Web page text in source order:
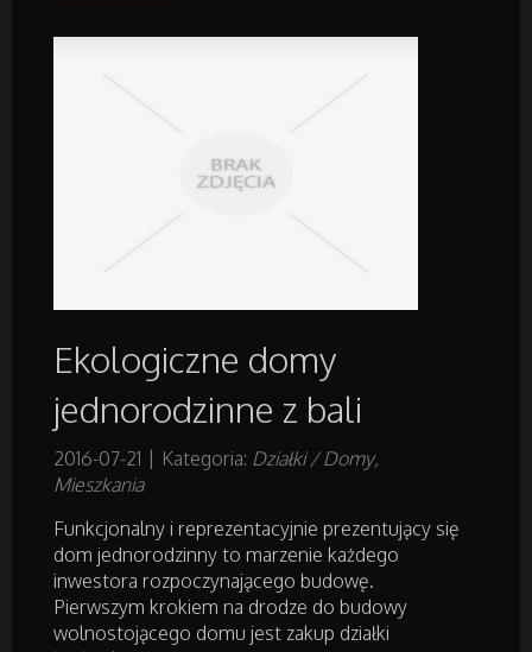
Inne Agencje
Rekreacja
Hobby
Zajęcia Sportowe i Rekreacyjne
Informatyczne
Restauracje, Catering
Ekologiczne domy
jednorodzinne z bali
2016-07-21 Kategoria: Działki / Domy,
Mieszkania
Funkcjonalny i reprezentacyjnie prezentujący się
dom jednorodzinny to marzenie każdego
inwestora rozpoczynającego budowę.
Pierwszym krokiem na drodze do budowy
wolnostojącego domu jest zakup działki